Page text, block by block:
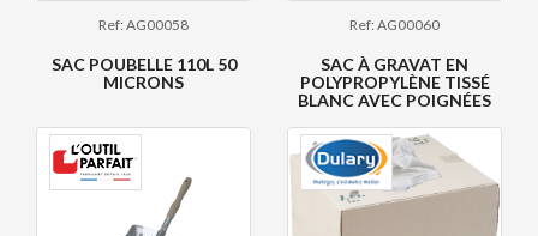
Ref: AG00058
SAC POUBELLE 110L 50
MICRONS
Ref: AG00060
SAC À GRAVAT EN
POLYPROPYLÈNE TISSÉ
BLANC AVEC POIGNÉES